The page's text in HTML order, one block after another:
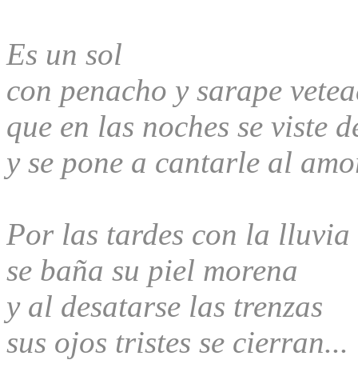
Es un sol
con penacho y sarape
que en las noches se viste
y se pone a cantarle al
Por las tardes con la lluvia
se baña su piel morena
y al desatarse las trenzas
sus ojos tristes se cierran...